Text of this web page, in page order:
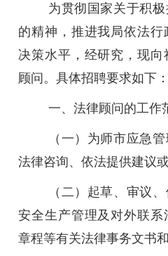
为贯彻国家关于积
的精神，推进我局依法
决策水平，经研究，现
顾问。具体招聘要求如下：
一、法律顾问的工作
（一）为师市应急
法律咨询、依法提供建议
（二）起草、审议
安全生产管理及对外联系
章程等有关法律事务文书